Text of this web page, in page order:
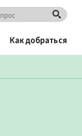
Как добраться